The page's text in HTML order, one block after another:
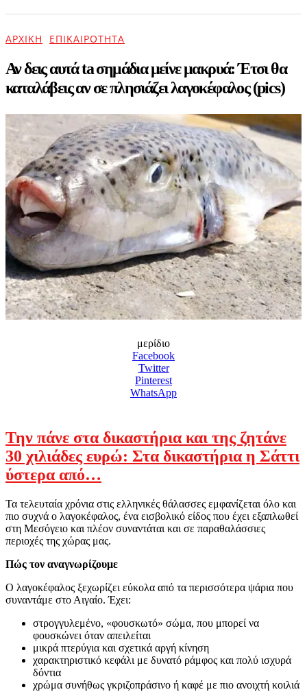
ΑΡΧΙΚΉ ΕΠΙΚΑΙΡΌΤΗΤΑ
Αν δεις αυτά ta σημάδια μείνε μακρυά: Έτσι θα
καταλάβεις αν σε πλησιάζει λαγοκέφαλος (pics)
μερίδιο
Facebook
Twitter
Pinterest
WhatsApp
Την πάνε στα δικαστήρια και της ζητάνε
30 χιλιάδες ευρώ: Στα δικαστήρια η Σάττι
ύστερα από…
Τα τελευταία χρόνια στις ελληνικές θάλασσες εμφανίζεται όλο και
πιο συχνά ο λαγοκέφαλος, ένα εισβολικό είδος που έχει εξαπλωθεί
στη Μεσόγειο και πλέον συναντάται και σε παραθαλάσσιες
περιοχές της χώρας μας.
Πώς τον αναγνωρίζουμε
Ο λαγοκέφαλος ξεχωρίζει εύκολα από τα περισσότερα ψάρια που
συναντάμε στο Αιγαίο. Έχει:
στρογγυλεμένο, «φουσκωτό» σώμα, που μπορεί να
φουσκώνει όταν απειλείται
μικρά πτερύγια και σχετικά αργή κίνηση
χαρακτηριστικό κεφάλι με δυνατό ράμφος και πολύ ισχυρά
δόντια
χρώμα συνήθως γκριζοπράσινο ή καφέ με πιο ανοιχτή κοιλιά